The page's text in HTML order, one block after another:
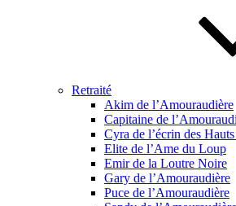
Retraité
Akim de l’Amouraudière
Capitaine de
Cyra de l’écrin des
Elite de l’Ame du Loup
Emir de la Loutre Noire
Gary de l’Amouraudière
Puce de l’Amouraudière